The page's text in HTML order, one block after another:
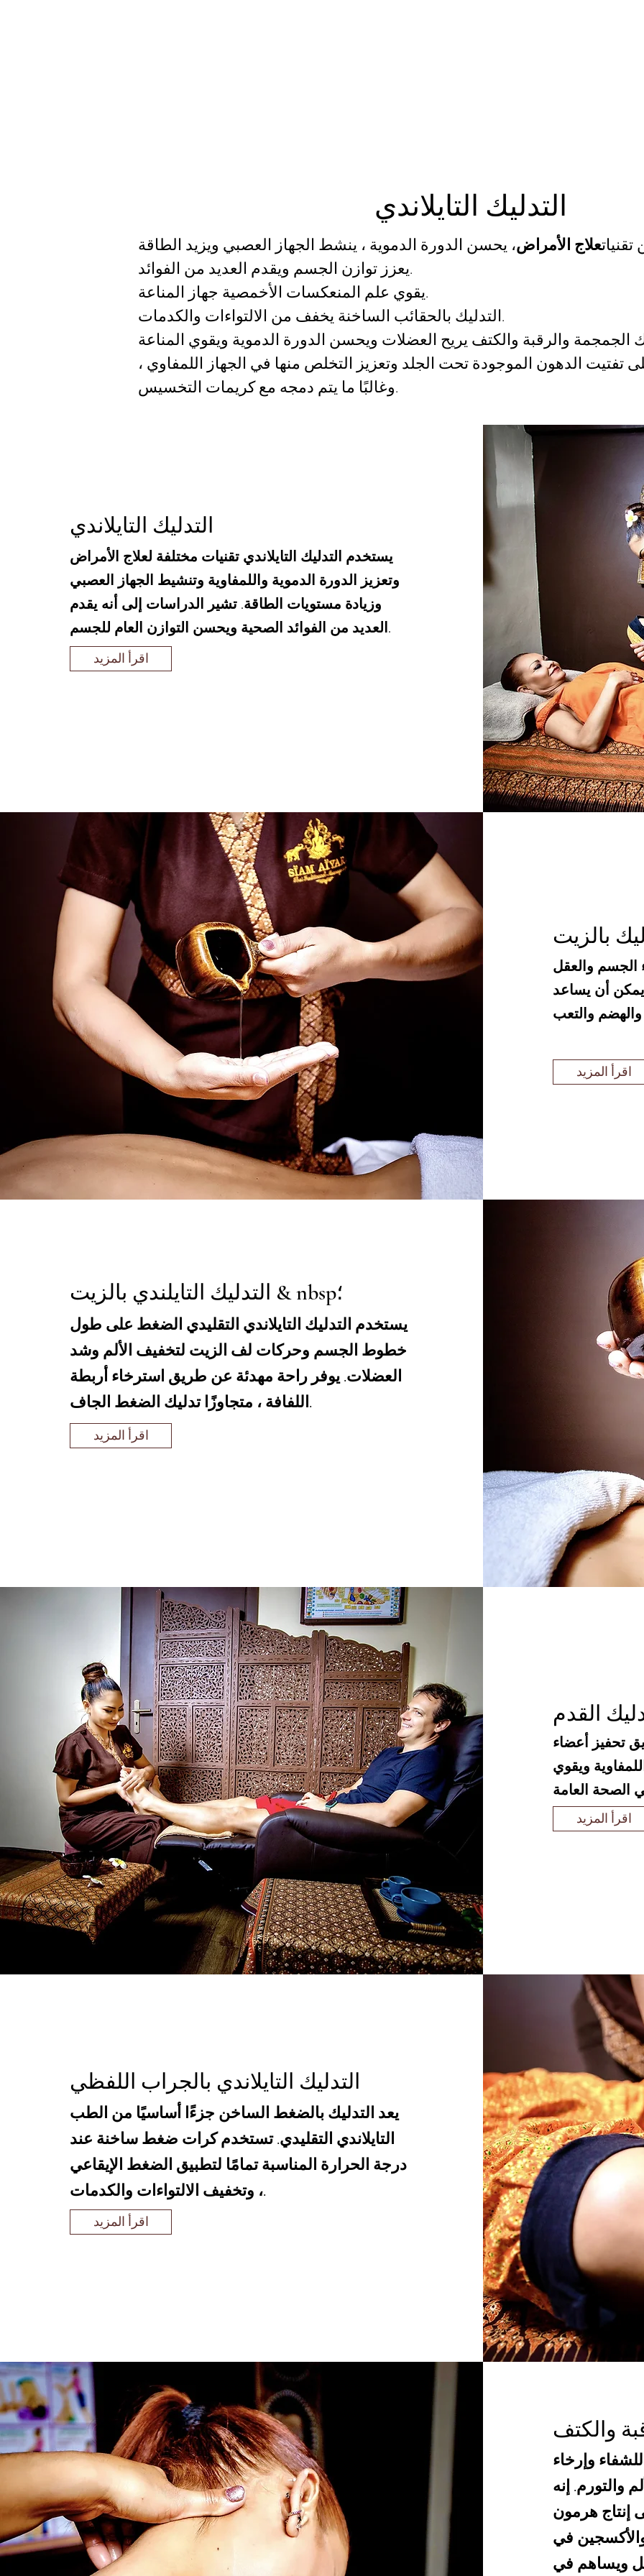
التدليك التايلاندي
علاج الأمراض
يعزز توازن الجسم ويقدم العديد من الفوائد.
يقوي علم المنعكسات الأخمصية جهاز المناعة.
التدليك بالحقائب الساخنة يخفف من الالتواءات والكدمات.
تفتيت الدهون الموجودة تحت الجلد وتعزيز التخلص منها في الجهاز اللمفاوي ،
وغالبًا ما يتم دمجه مع كريمات التخسيس.
التدليك التايلاندي
يستخدم التدليك التايلاندي تقنيات مختلفة لعلاج الأمراض
وتعزيز الدورة الدموية واللمفاوية وتنشيط الجهاز العصبي
وزيادة مستويات الطاقة. تشير الدراسات إلى أنه يقدم
العديد من الفوائد الصحية ويحسن التوازن العام للجسم.
اقرأ المزيد
بالزيت
الجسم والعقل
يمكن أن يساعد
اقرأ المزيد
التدليك التايلندي بالزيت & nbsp؛
يستخدم التدليك التايلاندي التقليدي الضغط على طول
خطوط الجسم وحركات لف الزيت لتخفيف الألم وشد
العضلات. يوفر راحة مهدئة عن طريق استرخاء أربطة
اللفافة ، متجاوزًا تدليك الضغط الجاف.
اقرأ المزيد
القدم
تحفيز أعضاء
ويقوي
اقرأ المزيد
التدليك التايلاندي بالجراب اللفظي
يعد التدليك بالضغط الساخن جزءًا أساسيًا من الطب
التايلاندي التقليدي. تستخدم كرات ضغط ساخنة عند
درجة الحرارة المناسبة تمامًا لتطبيق الضغط الإيقاعي
، وتخفيف الالتواءات والكدمات.
اقرأ المزيد
والكتف
وإرخاء
والتورم. إنه
إنتاج هرمون
في
ويساهم في